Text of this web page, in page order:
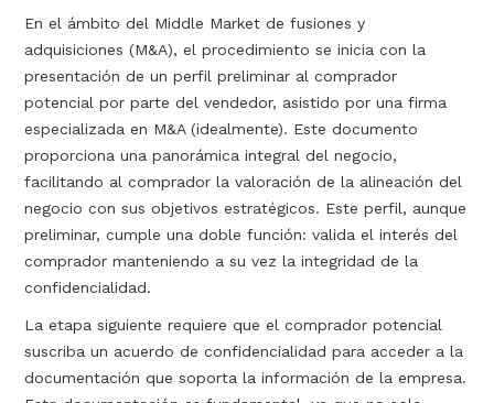
En el ámbito del Middle Market de fusiones y
adquisiciones (M&A), el procedimiento se inicia con la
presentación de un perfil preliminar al comprador
potencial por parte del vendedor, asistido por una firma
especializada en M&A (idealmente). Este documento
proporciona una panorámica integral del negocio,
facilitando al comprador la valoración de la alineación del
negocio con sus objetivos estratégicos. Este perfil, aunque
preliminar, cumple una doble función: valida el interés del
comprador manteniendo a su vez la integridad de la
confidencialidad.
La etapa siguiente requiere que el comprador potencial
suscriba un acuerdo de confidencialidad para acceder a la
documentación que soporta la información de la empresa.